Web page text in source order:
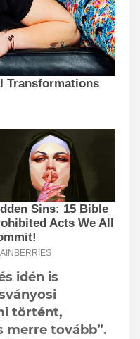
idén is
történt,
merre tovább”.